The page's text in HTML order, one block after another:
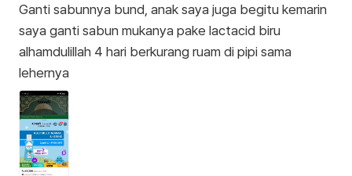
Ganti sabunnya bund, anak saya juga begitu kemarin
saya ganti sabun mukanya pake lactacid biru
alhamdulillah 4 hari berkurang ruam di pipi sama
lehernya